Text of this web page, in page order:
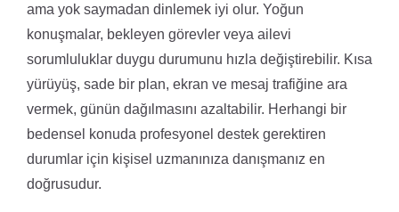
ama yok saymadan dinlemek iyi olur. Yoğun
konuşmalar, bekleyen görevler veya ailevi
sorumluluklar duygu durumunu hızla değiştirebilir. Kısa
yürüyüş, sade bir plan, ekran ve mesaj trafiğine ara
vermek, günün dağılmasını azaltabilir. Herhangi bir
bedensel konuda profesyonel destek gerektiren
durumlar için kişisel uzmanınıza danışmanız en
doğrusudur.